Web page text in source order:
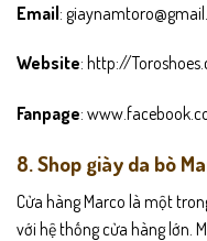
Email:
Website: http://
Fanpage:
8. Shop giày da bò
Cửa hàng Marco là một
với hệ thống cửa hàng lớn.